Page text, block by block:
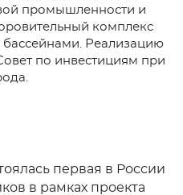
промышленности и
комплекс
Реализацию
по инвестициям при
первая в России
в рамках проекта